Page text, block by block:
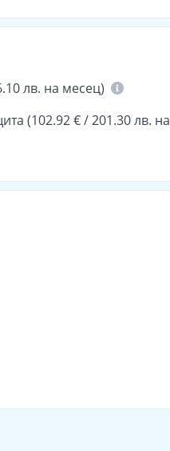
лв. на месец)
(102.92 € / 201.30 лв. на